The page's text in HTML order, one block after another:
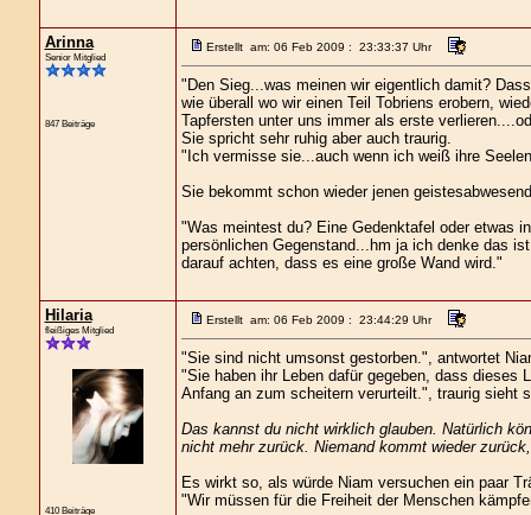
Arinna
Senior Mitglied
847 Beiträge
Erstellt am: 06 Feb 2009 : 23:33:37 Uhr
"Den Sieg...was meinen wir eigentlich damit?
wie überall wo wir einen Teil Tobriens erobern,
Tapfersten unter uns immer als erste
Sie spricht sehr ruhig aber auch traurig.
"Ich vermisse sie...auch wenn ich weiß ihre
Sie bekommt schon wieder jenen
"Was meintest du? Eine Gedenktafel oder etwas
persönlichen Gegenstand...hm ja ich denke das
darauf achten, dass es eine große Wand wird."
Hilaria
fleißiges Mitglied
410 Beiträge
Erstellt am: 06 Feb 2009 : 23:44:29 Uhr
"Sie sind nicht umsonst gestorben.", antwortet
"Sie haben ihr Leben dafür gegeben, dass dieses
Anfang an zum scheitern verurteilt.", traurig sieht
Das kannst du nicht wirklich glauben. Natürlich
nicht mehr zurück. Niemand kommt wieder
Es wirkt so, als würde Niam versuchen ein paar
"Wir müssen für die Freiheit der Menschen